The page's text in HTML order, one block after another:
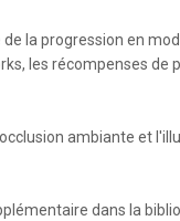
la progression en
les récompenses de
ambiante et
dans la